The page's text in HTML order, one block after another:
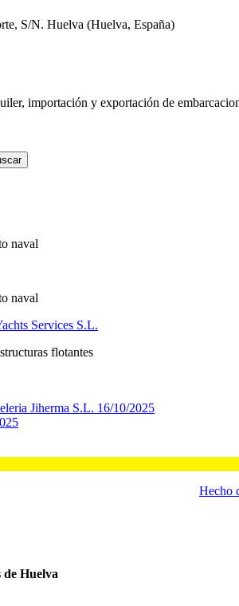
S/N. Huelva (Huelva, España)
importación y exportación de
naval
naval
Services S.L.
flotantes
Jiherma S.L. 16/10/2025
Hecho
de Huelva